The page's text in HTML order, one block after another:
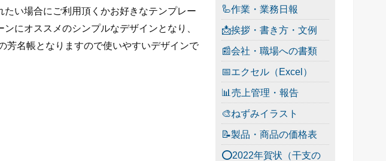
い場合にご利用頂くかお好きなテンプレー
にオススメのシンプルなデザインとなり、
芳名帳となりますので使いやすいデザインで
🦾作業・業務日報
📩挨拶・書き方・文例
📰会社・職場への書類
📅エクセル（Excel）
📊売上管理・報告
🎨ねずみイラスト
📝製品・商品の価格表
⭕2022年賀状（干支の